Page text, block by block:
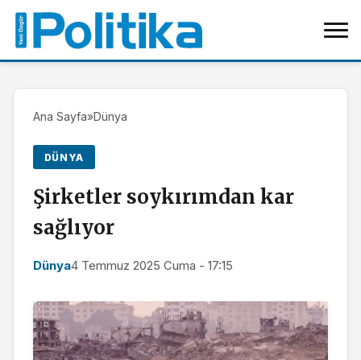
Ana Sayfa»Dünya
DÜNYA
Şirketler soykırımdan kar
sağlıyor
Dünya4 Temmuz 2025 Cuma - 17:15